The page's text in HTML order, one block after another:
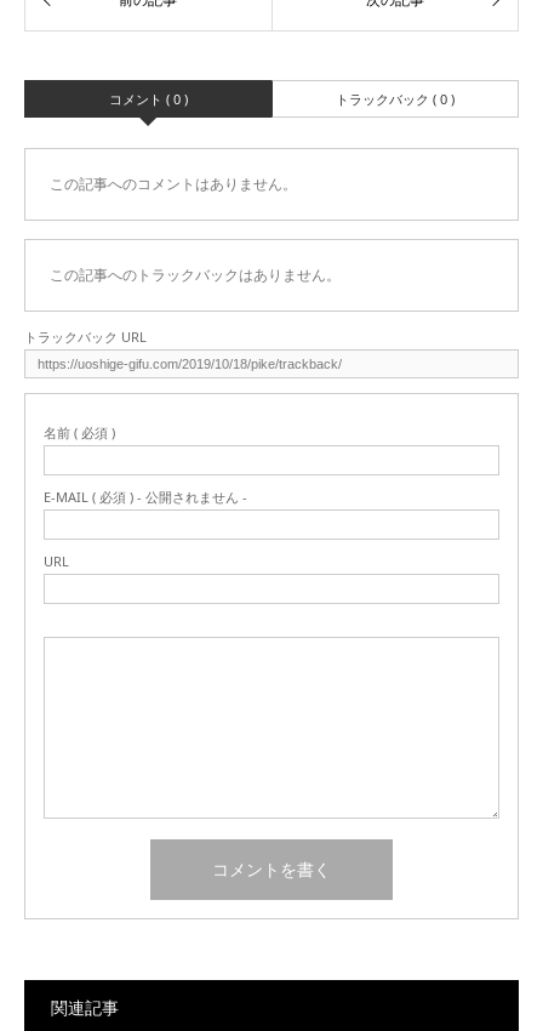
コメント ( 0 ) トラックバック ( 0 )
この記事へのコメントはありません。
この記事へのトラックバックはありません。
トラックバック URL
名前 ( 必須 )
E-MAIL ( 必須 ) - 公開されません -
URL
関連記事